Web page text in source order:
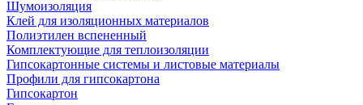
Шумоизоляция
Клей для изоляционных материалов
Полиэтилен вспененный
Комплектующие для теплоизоляции
Гипсокартонные системы и листовые материалы
Профили для гипсокартона
Гипсокартон